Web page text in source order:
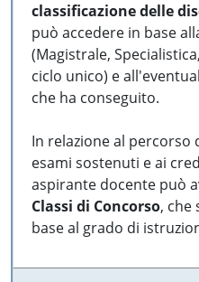
classificazione delle
può accedere in base
(Magistrale,
ciclo unico) e
che ha conseguito.
In relazione al
esami sostenuti e ai
aspirante docente può
Classi di Concorso, che
base al grado di